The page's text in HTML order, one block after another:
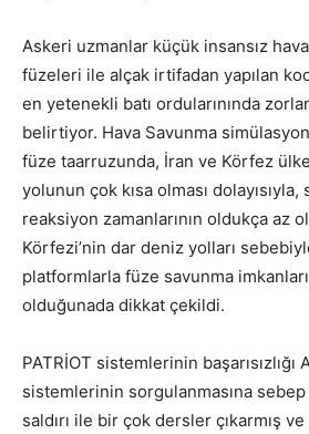
Askeri uzmanlar küçük insansız
füzeleri ile alçak irtifadan yapılan
en yetenekli batı ordularınında
belirtiyor. Hava Savunma
füze taarruzunda, İran ve Körfez
yolunun çok kısa olması
reaksiyon zamanlarının oldukça az
Körfezi’nin dar deniz yolları
platformlarla füze savunma
olduğunada dikkat çekildi.
PATRİOT sistemlerinin başarısızlığı
sistemlerinin sorgulanmasına sebep
saldırı ile bir çok dersler çıkarmış